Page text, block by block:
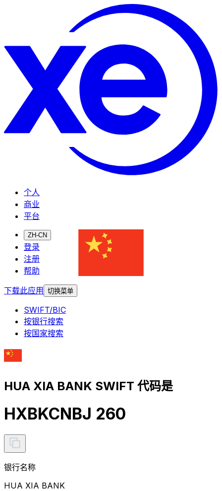
个人
商业
平台
ZH-CN
登录
注册
帮助
下载此应用
切换菜单
SWIFT/BIC
按银行搜索
按国家搜索
HUA XIA BANK SWIFT 代码是
HXBKCNBJ 260
银行名称
HUA XIA BANK